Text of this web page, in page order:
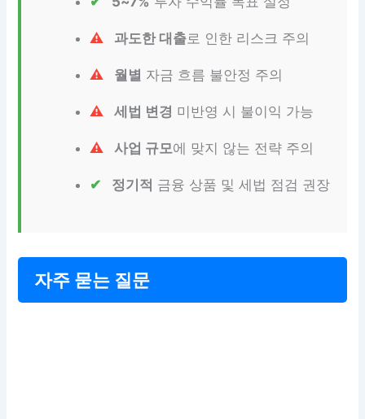
과도한 대출로 인한 리스크 주의
월별 자금 흐름 불안정 주의
세법 변경 미반영 시 불이익 가능
사업 규모에 맞지 않는 전략 주의
정기적 금융 상품 및 세법 점검 권장
자주 묻는 질문